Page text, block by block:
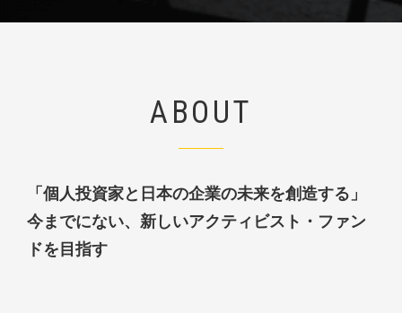
ABOUT
「個人投資家と日本の企業の未来を創造する」
今までにない、 新しいアクティビスト・ファン
ドを目指す